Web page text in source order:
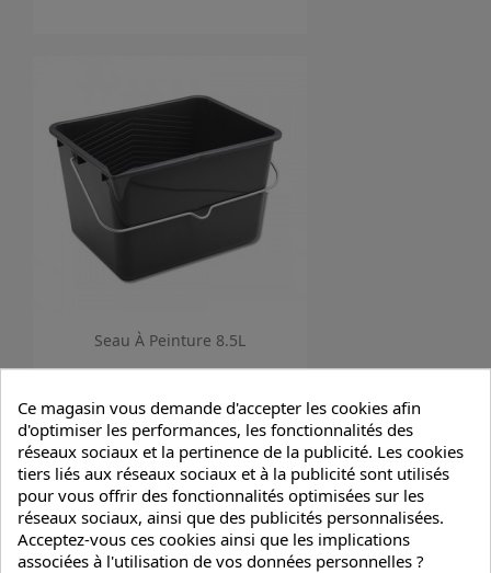
Seau À Peinture 8.5L
Ce magasin vous demande d'accepter les cookies afin
d'optimiser les performances, les fonctionnalités des
réseaux sociaux et la pertinence de la publicité. Les cookies
tiers liés aux réseaux sociaux et à la publicité sont utilisés
pour vous offrir des fonctionnalités optimisées sur les
réseaux sociaux, ainsi que des publicités personnalisées.
Acceptez-vous ces cookies ainsi que les implications
associées à l'utilisation de vos données personnelles ?